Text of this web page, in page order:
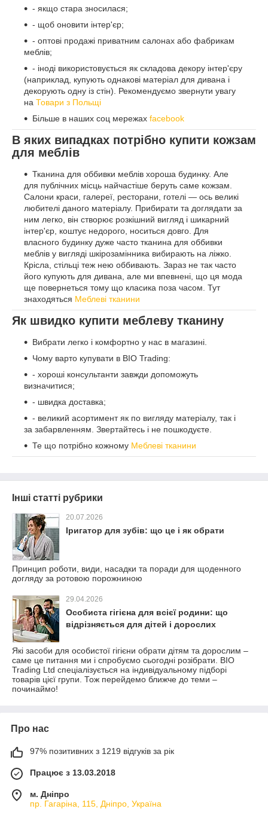
- якщо стара зносилася;
- щоб оновити інтер'єр;
- оптові продажі приватним салонах або фабрикам
меблів;
- іноді використовується як складова декору інтер'єру
(наприклад, купують однакові матеріал для дивана і
декорують одну із стін). Рекомендуємо звернути увагу
на Товари з Польщі
Більше в наших соц мережах facebook
В яких випадках потрібно купити кожзам
для меблів
Тканина для оббивки меблів хороша будинку. Але
для публічних місць найчастіше беруть саме кожзам.
Салони краси, галереї, ресторани, готелі — ось великі
любителі даного матеріалу. Прибирати та доглядати за
ним легко, він створює розкішний вигляд і шикарний
інтер'єр, коштує недорого, носиться довго. Для
власного будинку дуже часто тканина для оббивки
меблів у вигляді шкірозамінника вибирають на ліжко.
Крісла, стільці теж нею оббивають. Зараз не так часто
його купують для дивана, але ми впевнені, що ця мода
ще повернеться тому що класика поза часом. Тут
знаходяться Меблеві тканини
Як швидко купити меблеву тканину
Вибрати легко і комфортно у нас в магазині.
Чому варто купувати в BIO Trading:
- хороші консультанти завжди допоможуть
визначитися;
- швидка доставка;
- великий асортимент як по вигляду матеріалу, так і
за забарвленням. Звертайтесь і не пошкодуєте.
Те що потрібно кожному Меблеві тканини
Інші статті рубрики
20.07.2026
Іригатор для зубів: що це і як обрати
Принцип роботи, види, насадки та поради для щоденного
догляду за ротовою порожниною
29.04.2026
Особиста гігієна для всієї родини: що
відрізняється для дітей і дорослих
Які засоби для особистої гігієни обрати дітям та дорослим –
саме це питання ми і спробуємо сьогодні розібрати. BIO
Trading Ltd спеціалізується на індивідуальному підборі
товарів цієї групи. Тож перейдемо ближче до теми –
починаймо!
Про нас
97% позитивних з 1219 відгуків за рік
Працює з 13.03.2018
м. Дніпро
пр. Гагаріна, 115, Дніпро, Україна